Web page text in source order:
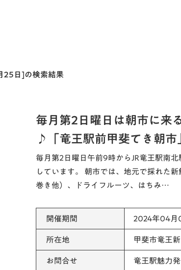
25日]の検索結果
毎月第2日曜日は朝市に来
♪「竜王駅前甲斐てき朝市
毎月第2日曜日午前9時からJR竜王駅南
しています。 朝市では、地元で採れた
巻き他）、ドライフルーツ、はちみ…
開催期間 2024年04月
所在地 甲斐市竜王
お問合せ
竜王駅魅力